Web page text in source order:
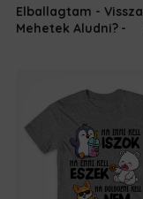
Elballagtam - Vissza
Mehetek Aludni?